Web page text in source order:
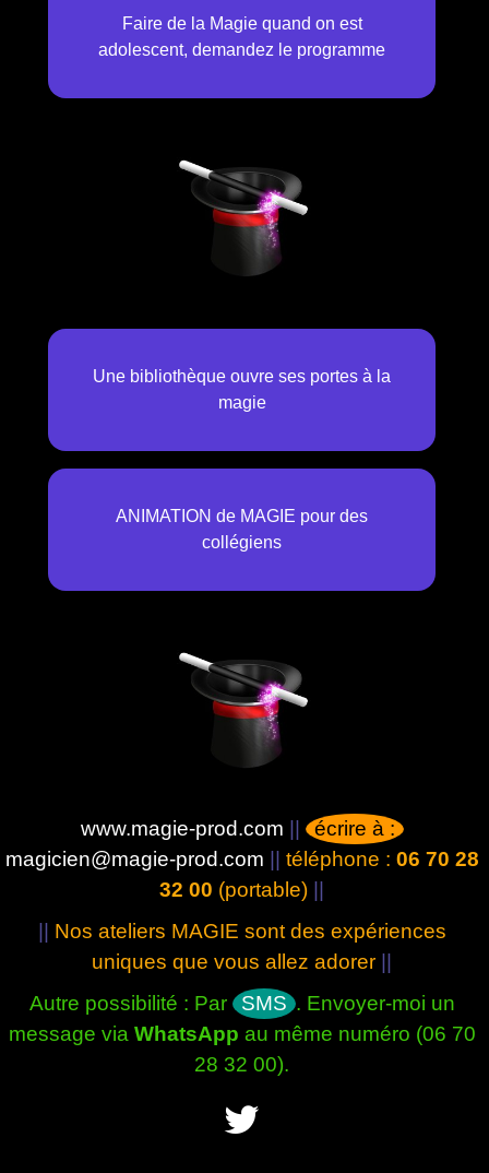
Faire de la Magie quand on est
adolescent, demandez le programme
Une bibliothèque ouvre ses portes à la
magie
ANIMATION de MAGIE pour des
collégiens
www.magie-prod.com
écrire à :
magicien@magie-prod.com
téléphone : 06 70 28
32 00 (portable)
Nos ateliers MAGIE sont des expériences
uniques que vous allez adorer
Autre possibilité : Par
SMS . Envoyer-moi un
message via WhatsApp au même numéro (06 70
28 32 00).